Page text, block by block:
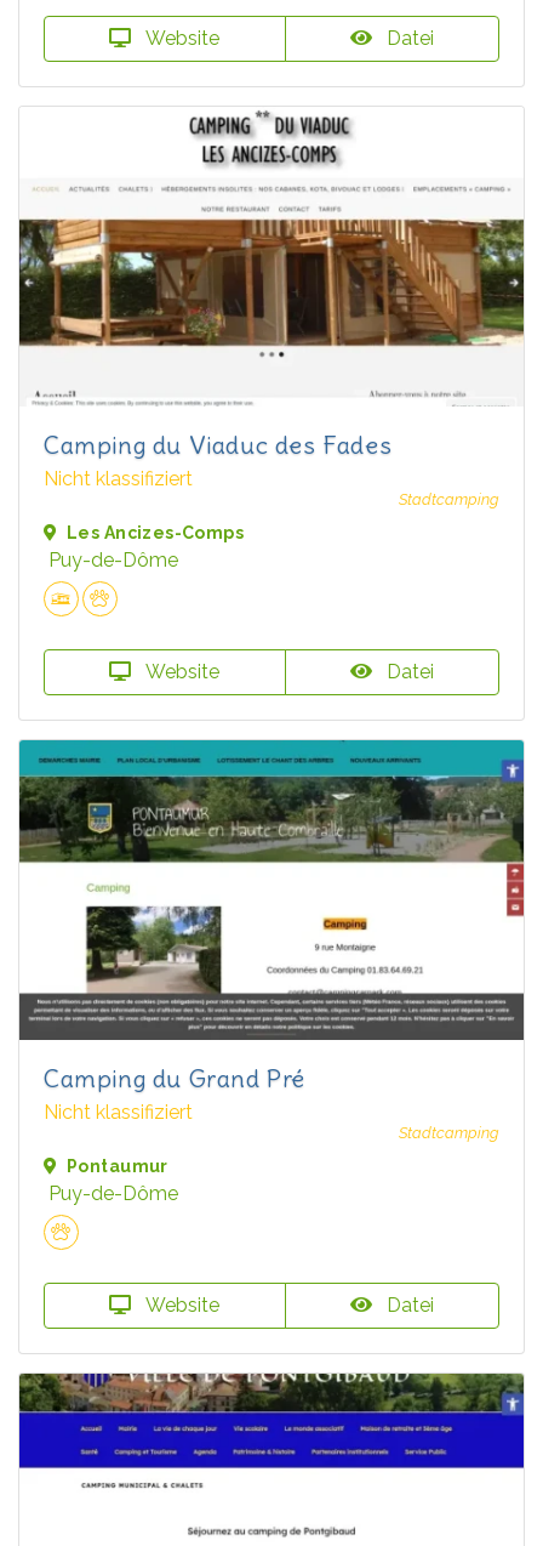
Website Datei
Camping du Viaduc des Fades
Nicht klassifiziert
Stadtcamping
Les Ancizes-Comps
Puy-de-Dôme
Website Datei
Camping du Grand Pré
Nicht klassifiziert
Stadtcamping
Pontaumur
Puy-de-Dôme
Website Datei